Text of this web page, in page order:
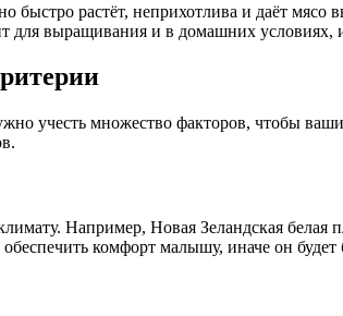
быстро растёт, неприхотлива и даёт
выращивания и в домашних условиях,
учесть множество факторов, чтобы
Например, Новая Зеландская белая
комфорт малышу, иначе он будет